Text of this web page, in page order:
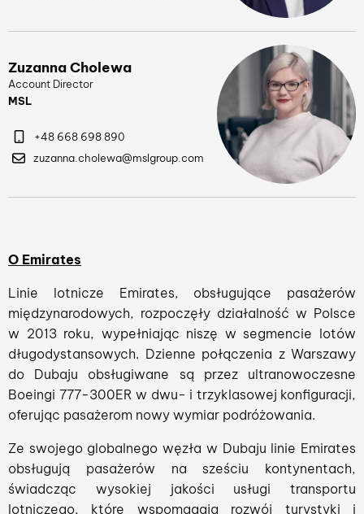
Zuzanna Cholewa
Account Director
MSL
+48 668 698 890
zuzanna.cholewa@mslgroup.com
O Emirates
Linie lotnicze Emirates, obsługujące pasażerów
międzynarodowych, rozpoczęły działalność w Polsce
w 2013 roku, wypełniając niszę w segmencie lotów
długodystansowych. Dzienne połączenia z Warszawy
do Dubaju obsługiwane są przez ultranowoczesne
Boeingi 777-300ER w dwu- i trzyklasowej konfiguracji,
oferując pasażerom nowy wymiar podróżowania.
Ze swojego globalnego węzła w Dubaju linie Emirates
obsługują pasażerów na sześciu kontynentach,
świadcząc wysokiej jakości usługi transportu
lotniczego, które wspomagają rozwój turystyki i